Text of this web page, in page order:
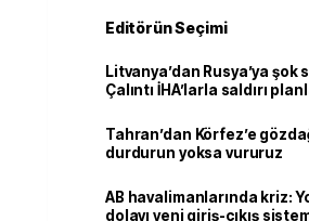
Editörün Seçimi
Litvanya’dan Rusya’ya şok
Çalıntı İHA’larla saldırı
Tahran’dan Körfez’e
durdurun yoksa vururuz
AB havalimanlarında kriz:
dolayı yeni giriş-çıkış